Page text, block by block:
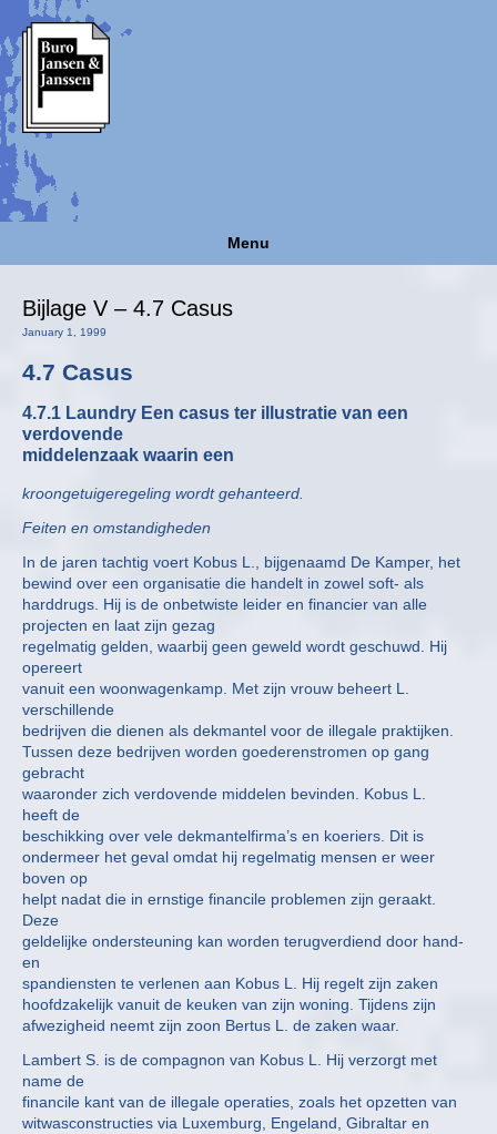
Menu
Bijlage V – 4.7 Casus
January 1, 1999
4.7 Casus
4.7.1 Laundry Een casus ter illustratie van een
verdovende
middelenzaak waarin een
kroongetuigeregeling wordt gehanteerd.
Feiten en omstandigheden
In de jaren tachtig voert Kobus L., bijgenaamd De Kamper, het
bewind over een organisatie die handelt in zowel soft- als
harddrugs. Hij is de onbetwiste leider en financier van alle
projecten en laat zijn gezag
regelmatig gelden, waarbij geen geweld wordt geschuwd. Hij
opereert
vanuit een woonwagenkamp. Met zijn vrouw beheert L.
verschillende
bedrijven die dienen als dekmantel voor de illegale praktijken.
Tussen deze bedrijven worden goederenstromen op gang
gebracht
waaronder zich verdovende middelen bevinden. Kobus L.
heeft de
beschikking over vele dekmantelfirma’s en koeriers. Dit is
ondermeer het geval omdat hij regelmatig mensen er weer
boven op
helpt nadat die in ernstige financile problemen zijn geraakt.
Deze
geldelijke ondersteuning kan worden terugverdiend door hand-
en
spandiensten te verlenen aan Kobus L. Hij regelt zijn zaken
hoofdzakelijk vanuit de keuken van zijn woning. Tijdens zijn
afwezigheid neemt zijn zoon Bertus L. de zaken waar.
Lambert S. is de compagnon van Kobus L. Hij verzorgt met
name de
financile kant van de illegale operaties, zoals het opzetten van
witwasconstructies via Luxemburg, Engeland, Gibraltar en